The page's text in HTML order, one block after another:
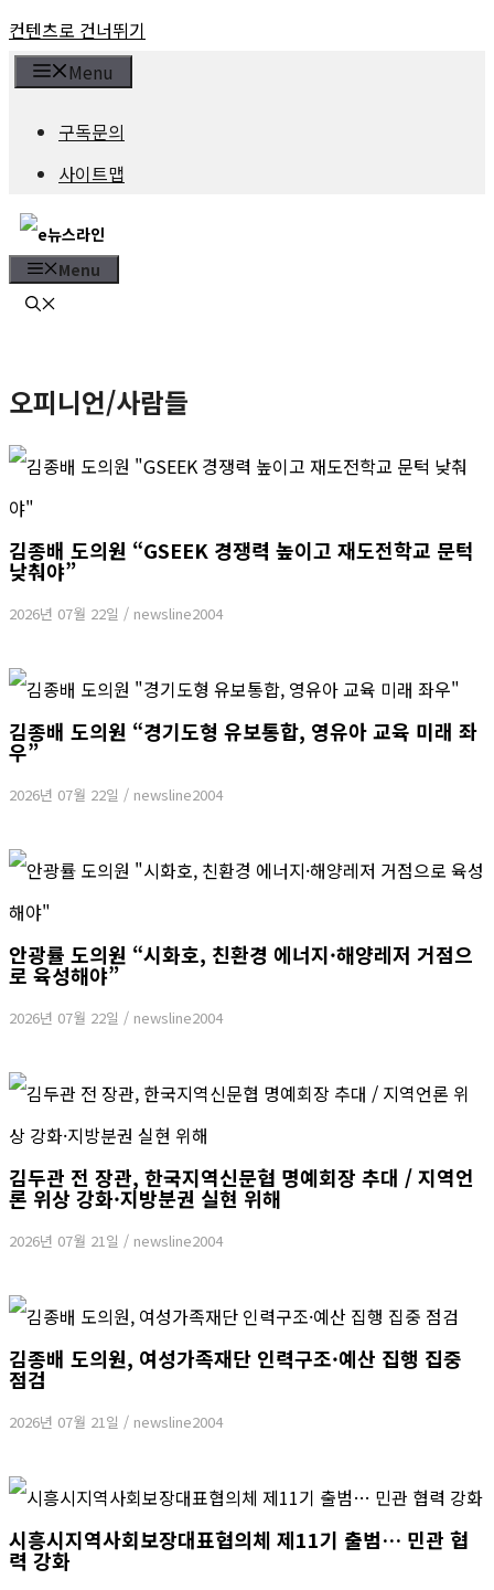
컨텐츠로 건너뛰기
Menu
구독문의
사이트맵
Menu
오피니언/사람들
김종배 도의원 “GSEEK 경쟁력 높이고 재도전학교 문턱
낮춰야”
2026년 07월 22일 / newsline2004
김종배 도의원 “경기도형 유보통합, 영유아 교육 미래 좌
우”
2026년 07월 22일 / newsline2004
안광률 도의원 “시화호, 친환경 에너지·해양레저 거점으
로 육성해야”
2026년 07월 22일 / newsline2004
김두관 전 장관, 한국지역신문협 명예회장 추대 / 지역언
론 위상 강화·지방분권 실현 위해
2026년 07월 21일 / newsline2004
김종배 도의원, 여성가족재단 인력구조·예산 집행 집중
점검
2026년 07월 21일 / newsline2004
시흥시지역사회보장대표협의체 제11기 출범… 민관 협
력 강화